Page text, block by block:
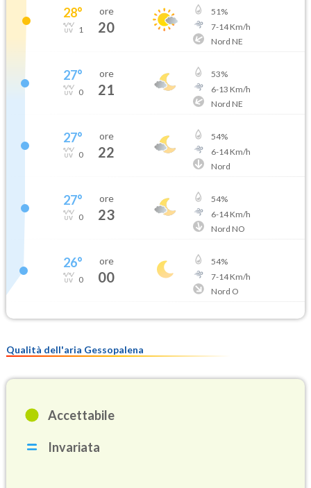
28°
1
ore
20
51%
7-14Km/h
Nord NE
27°
0
ore
21
53%
6-13 Km/h
Nord NE
27°
0
ore
22
54%
6-14Km/h
Nord
27°
0
ore
23
54%
6-14Km/h
Nord NO
26°
0
ore
00
54%
7-14Km/h
Nord O
Qualità dell'aria Gessopalena
Accettabile
Invariata